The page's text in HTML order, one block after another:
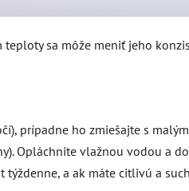
sa môže meniť jeho
prípadne ho zmiešajte s
Opláchnite vlažnou vodou a
a ak máte citlivú a